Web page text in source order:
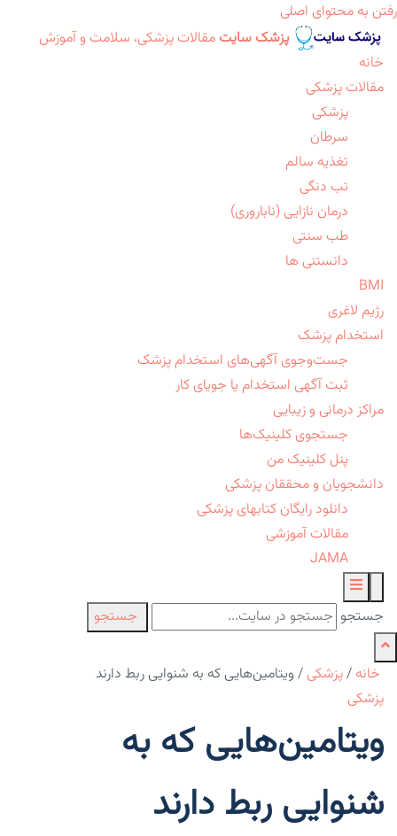
رفتن به محتوای اصلی
پزشک سایت مقالات پزشکی، سلامت و آموزش
خانه
مقالات پزشکی
پزشکی
سرطان
تغذیه سالم
تب دنگی
درمان نازایی (ناباروری)
طب سنتی
دانستنی ها
BMI
رژیم لاغری
استخدام پزشک
جست‌وجوی آگهی‌های استخدام پزشک
ثبت آگهی استخدام یا جویای کار
مراکز درمانی و زیبایی
جستجوی کلینیک‌ها
پنل کلینیک من
دانشجویان و محققان پزشکی
دانلود رایگان کتابهای پزشکی
مقالات آموزشی
JAMA
جستجو جستجو
خانه /پزشکی / ویتامین‌هایی که به شنوایی ربط دارند
پزشکی
ویتامین‌هایی که به
شنوایی ربط دارند